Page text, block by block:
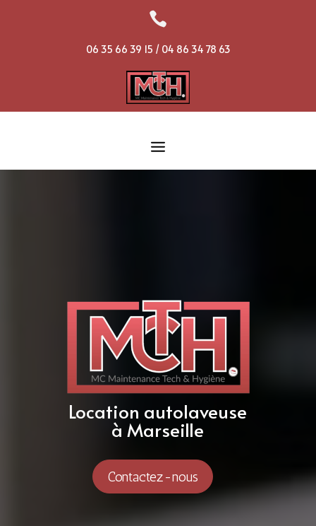

06 35 66 39 15 / 04 86 34 78 63
Location autolaveuse
à Marseille
Contactez-nous